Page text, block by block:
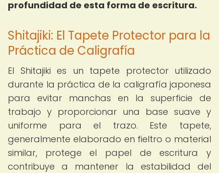
profundidad de esta forma de escritura.
Shitajiki: El Tapete Protector para la
Práctica de Caligrafía
El Shitajiki es un tapete protector utilizado
durante la práctica de la caligrafía japonesa
para evitar manchas en la superficie de
trabajo y proporcionar una base suave y
uniforme para el trazo. Este tapete,
generalmente elaborado en fieltro o material
similar, protege el papel de escritura y
contribuye a mantener la estabilidad del